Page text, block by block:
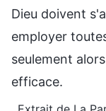
Dieu doivent
employer
seulement
efficace.